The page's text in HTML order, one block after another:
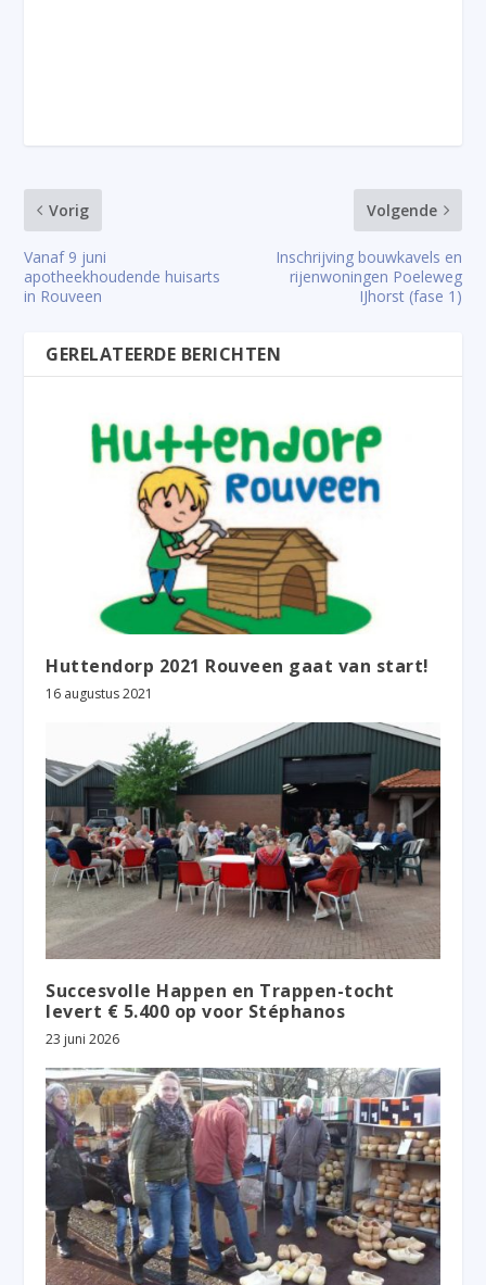
Vorig
Vanaf 9 juni
apotheekhoudende huisarts
in Rouveen
Volgende
Inschrijving bouwkavels en
rijenwoningen Poeleweg
IJhorst (fase 1)
GERELATEERDE BERICHTEN
Huttendorp 2021 Rouveen gaat van start!
16 augustus 2021
Succesvolle Happen en Trappen-tocht
levert € 5.400 op voor Stéphanos
23 juni 2026